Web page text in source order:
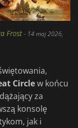
Frost- 14 maj 2026,
Circlew końcu
za
konsolę
jak i